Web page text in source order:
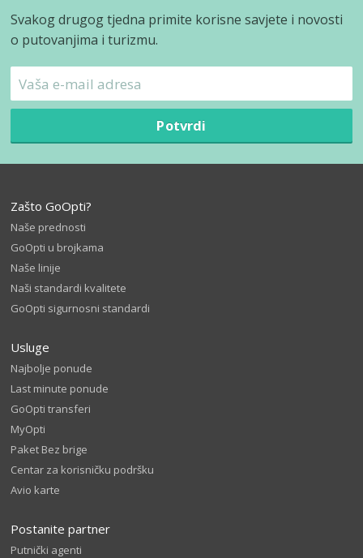
Svakog drugog tjedna primite korisne savjete i novosti
o putovanjima i turizmu.
Potvrdi
Zašto GoOpti?
Naše prednosti
GoOpti u brojkama
Naše linije
Naši standardi kvalitete
GoOpti sigurnosni standardi
Usluge
Najbolje ponude
Last minute ponude
GoOpti transferi
MyOpti
Paket Bez brige
Centar za korisničku podršku
Avio karte
Postanite partner
Putnički agenti